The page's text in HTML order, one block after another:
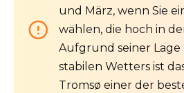
und März, wenn Sie
wählen, die hoch in
Aufgrund seiner
stabilen Wetters ist
Tromsø einer der